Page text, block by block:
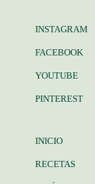
INSTAGRAM
FACEBOOK
YOUTUBE
PINTEREST
INICIO
RECETAS